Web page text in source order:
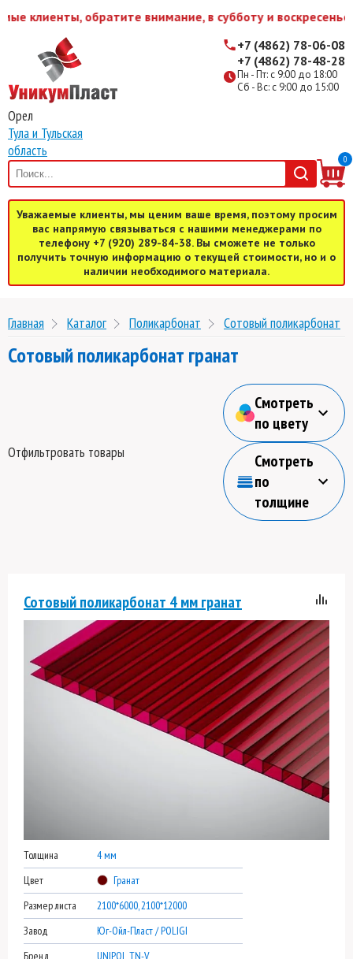
обратите внимание, в субботу и воскресенье
Орел
Тула и Тульская
область
Пн - Пт: с 9:00 до 18:00
Сб - Вс: с 9:00 до 15:00
+7 (4862) 78-06-08
+7 (4862) 78-48-28
0
Уважаемые клиенты, мы ценим ваше время, поэтому просим
вас напрямую связываться с нашими менеджерами по
телефону +7 (920) 289-84-38. Вы сможете не только
получить точную информацию о текущей стоимости, но и о
наличии необходимого материала.
Главная Каталог Поликарбонат Cотовый поликарбонат
Сотовый поликарбонат гранат
Отфильтровать товары
Смотреть
по цвету
Смотреть
по
толщине
Сотовый поликарбонат 4 мм гранат
Толщина
4 мм
Цвет
Гранат
Размер листа
2100*6000, 2100*12000
Завод
Юг-Ойл-Пласт / POLIGI
Бренд
UNIPOL TN-V